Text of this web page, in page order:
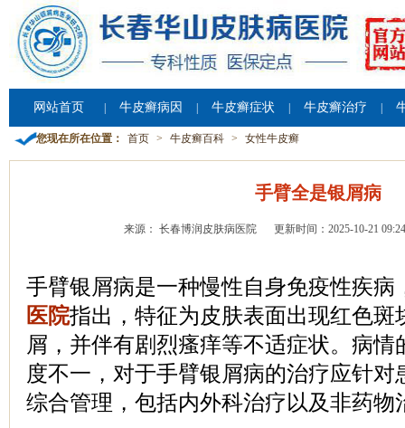
网站首页 牛皮癣病因 牛皮癣症状 牛皮癣治疗
您现在所在位置： 首页 > 牛皮癣百科 > 女性牛皮癣
手臂全是银屑病
来源： 长春博润皮肤病医院 更新时间：2025-10-21
手臂银屑病是一种慢性自身免疫性疾病
医院指出，特征为皮肤表面出现红色斑
屑，并伴有剧烈瘙痒等不适症状。病情
度不一，对于手臂银屑病的治疗应针对
综合管理，包括内外科治疗以及非药物